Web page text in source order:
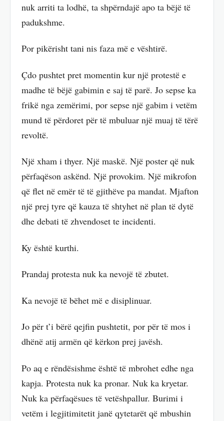
nuk arriti ta lodhë, ta shpërndajë apo ta bëjë të
padukshme.
Por pikërisht tani nis faza më e vështirë.
Çdo pushtet pret momentin kur një protestë e
madhe të bëjë gabimin e saj të parë. Jo sepse ka
frikë nga zemërimi, por sepse një gabim i vetëm
mund të përdoret për të mbuluar një muaj të tërë
revoltë.
Një xham i thyer. Një maskë. Një poster që nuk
përfaqëson askënd. Një provokim. Një mikrofon
që flet në emër të të gjithëve pa mandat. Mjafton
një prej tyre që kauza të shtyhet në plan të dytë
dhe debati të zhvendoset te incidenti.
Ky është kurthi.
Prandaj protesta nuk ka nevojë të zbutet.
Ka nevojë të bëhet më e disiplinuar.
Jo për t’i bërë qejfin pushtetit, por për të mos i
dhënë atij armën që kërkon prej javësh.
Po aq e rëndësishme është të mbrohet edhe nga
kapja. Protesta nuk ka pronar. Nuk ka kryetar.
Nuk ka përfaqësues të vetëshpallur. Burimi i
vetëm i legjitimitetit janë qytetarët që mbushin